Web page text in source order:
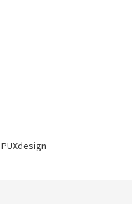
PUXdesign